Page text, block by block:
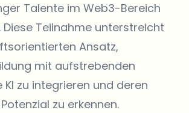
Talente im Web3-Bereich
Teilnahme unterstreicht
Ansatz,
mit aufstrebenden
KI zu integrieren und deren
zu erkennen.